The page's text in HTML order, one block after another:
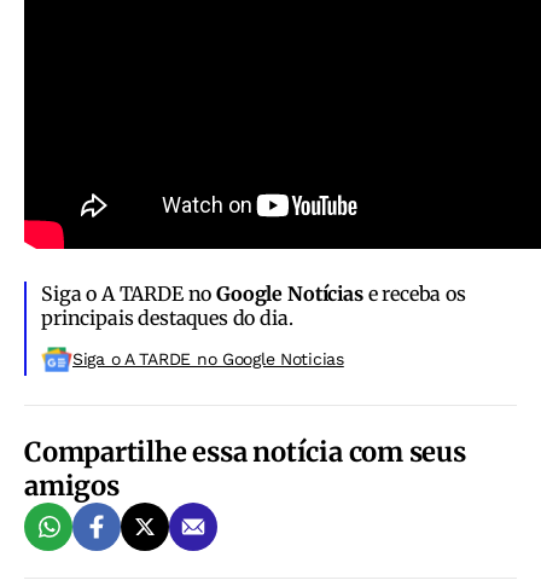
Siga o A TARDE noGoogle Notíciase receba os
principais destaques do dia.
Siga o A TARDE no Google Noticias
Compartilhe essa notícia com seus
amigos